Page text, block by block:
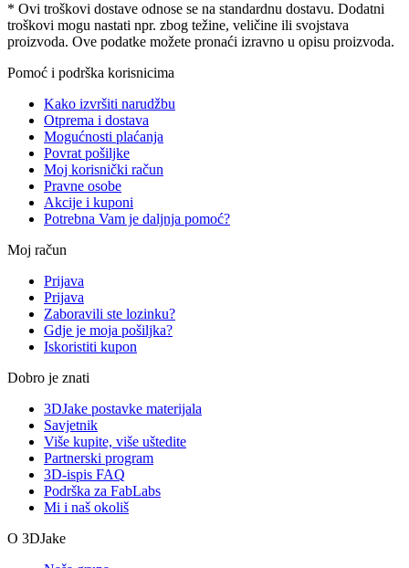
* Ovi troškovi dostave odnose se na standardnu ​​dostavu. Dodatni
troškovi mogu nastati npr. zbog težine, veličine ili svojstava
proizvoda. Ove podatke možete pronaći izravno u opisu proizvoda.
Pomoć i podrška korisnicima
Kako izvršiti narudžbu
Otprema i dostava
Mogućnosti plaćanja
Povrat pošiljke
Moj korisnički račun
Pravne osobe
Akcije i kuponi
Potrebna Vam je daljnja pomoć?
Moj račun
Prijava
Prijava
Zaboravili ste lozinku?
Gdje je moja pošiljka?
Iskoristiti kupon
Dobro je znati
3DJake postavke materijala
Savjetnik
Više kupite, više uštedite
Partnerski program
3D-ispis FAQ
Podrška za FabLabs
Mi i naš okoliš
O 3DJake